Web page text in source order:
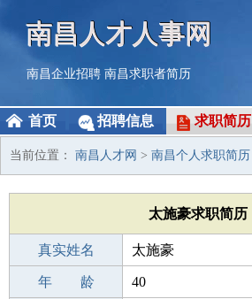
南昌人才人事网
南昌企业招聘 南昌求职者简历
首页 招聘信息 求职简历
当前位置： 南昌人才网 > 南昌个人求职简历
太施豪求职简历
真实姓名 太施豪
性 别 男
年 龄 40